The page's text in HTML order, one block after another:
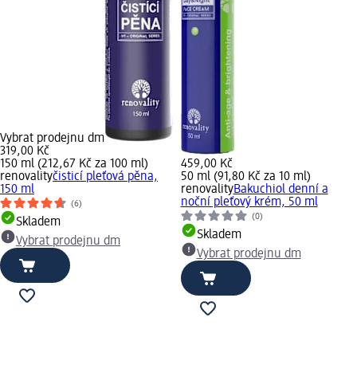
Vybrat prodejnu dm
319,00 Kč
150 ml (212,67 Kč za 100 ml)
renovalityčisticí pleťová pěna,
150 ml
(6)
Skladem
Vybrat prodejnu dm
459,00 Kč
50 ml (91,80 Kč za 10 ml)
renovalityBakuchiol denní a
noční pleťový krém, 50 ml
(0)
Skladem
Vybrat prodejnu dm